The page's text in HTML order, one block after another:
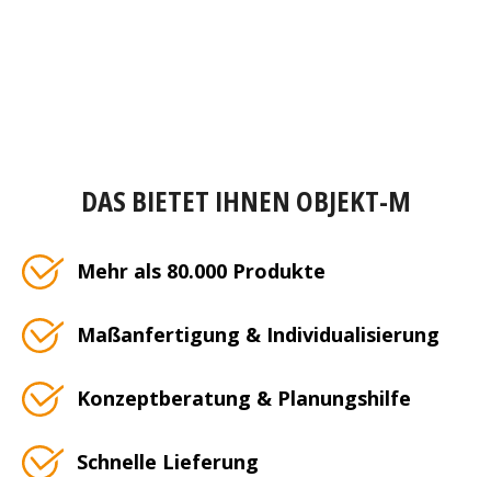
DAS BIETET IHNEN OBJEKT-M
Mehr als 80.000 Produkte
Maßanfertigung & Individualisierung
Konzeptberatung & Planungshilfe
Schnelle Lieferung